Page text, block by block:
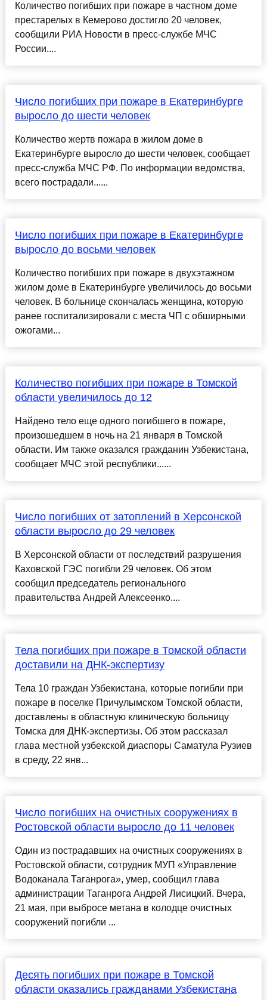
Количество погибших при пожаре в частном доме
престарелых в Кемерово достигло 20 человек,
сообщили РИА Новости в пресс-службе МЧС
России....
Число погибших при пожаре в Екатеринбурге
выросло до шести человек
Количество жертв пожара в жилом доме в
Екатеринбурге выросло до шести человек, сообщает
пресс-служба МЧС РФ. По информации ведомства,
всего пострадали......
Число погибших при пожаре в Екатеринбурге
выросло до восьми человек
Количество погибших при пожаре в двухэтажном
жилом доме в Екатеринбурге увеличилось до восьми
человек. В больнице скончалась женщина, которую
ранее госпитализировали с места ЧП с обширными
ожогами...
Количество погибших при пожаре в Томской
области увеличилось до 12
Найдено тело еще одного погибшего в пожаре,
произошедшем в ночь на 21 января в Томской
области. Им также оказался гражданин Узбекистана,
сообщает МЧС этой республики......
Число погибших от затоплений в Херсонской
области выросло до 29 человек
В Херсонской области от последствий разрушения
Каховской ГЭС погибли 29 человек. Об этом
сообщил председатель регионального
правительства Андрей Алексеенко....
Тела погибших при пожаре в Томской области
доставили на ДНК-экспертизу
Тела 10 граждан Узбекистана, которые погибли при
пожаре в поселке Причулымском Томской области,
доставлены в областную клиническую больницу
Томска для ДНК-экспертизы. Об этом рассказал
глава местной узбекской диаспоры Саматула Рузиев
в среду, 22 янв...
Число погибших на очистных сооружениях в
Ростовской области выросло до 11 человек
Один из пострадавших на очистных сооружениях в
Ростовской области, сотрудник МУП «Управление
Водоканала Таганрога», умер, сообщил глава
администрации Таганрога Андрей Лисицкий. Вчера,
21 мая, при выбросе метана в колодце очистных
сооружений погибли ...
Десять погибших при пожаре в Томской
области оказались гражданами Узбекистана